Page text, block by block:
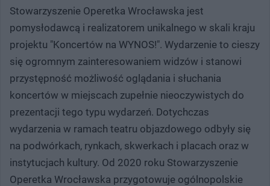
Stowarzyszenie Operetka Wrocławska jest
pomysłodawcą i realizatorem unikalnego w skali kraju
projektu "Koncertów na WYNOS!". Wydarzenie to cieszy
się ogromnym zainteresowaniem widzów i stanowi
przystępność możliwość oglądania i słuchania
koncertów w miejscach zupełnie nieoczywistych do
prezentacji tego typu wydarzeń. Dotychczas
wydarzenia w ramach teatru objazdowego odbyły się
na podwórkach, rynkach, skwerkach i placach oraz w
instytucjach kultury. Od 2020 roku Stowarzyszenie
Operetka Wrocławska przygotowuje ogólnopolskie